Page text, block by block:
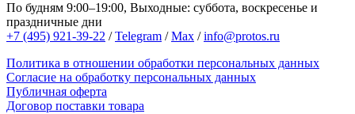
По будням 9:00–19:00, Выходные: суббота, воскресенье и
праздничные дни
+7 (495) 921-39-22 /Telegram /Max /info@protos.ru
Политика в отношении обработки персональных данных
Согласие на обработку персональных данных
Публичная оферта
Договор поставки товара